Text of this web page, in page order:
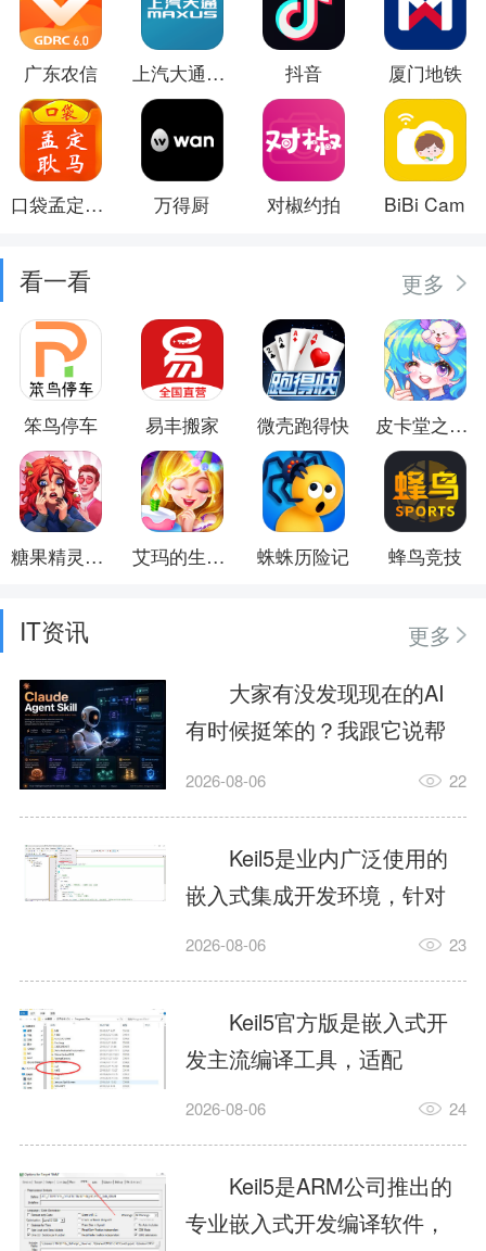
广东农信 上汽大通MAXUS 抖音 厦门地铁
口袋孟定耿马 万得厨 对椒约拍 BiBi Cam
看一看 更多
笨鸟停车 易丰搬家 微壳跑得快 皮卡堂之梦想起源
糖果精灵传奇 艾玛的生日派对 蛛蛛历险记 蜂鸟竞技
IT资讯
更多
大家有没发现现在的AI
有时候挺笨的？我跟它说帮
我订个明天早上的闹钟，它
这样？因为AI，就是个只会
耍嘴皮子的书呆子。它脑子
里有海量知识，但没有真正
激发出来实力。而
AgentSkill，就是给AI大脑装
上的一双机械手，它真的能
解决很多问题。1什么是
AgentSkillSkill指...
2026-08-06 22
Keil5是业内广泛使用的
嵌入式集成开发环境，针对
ARM、51内核单片机提供编
力，代码编译稳定，调试工
具成熟，大量开源项目基于
该平台开发。新项目需要单
独下载对应芯片支持包，新
手配置难度较高，正版商业
授权费用不菲，未授权版本
存在程序容量限制，适合硬
2026-08-06 23
Keil5官方版是嵌入式开
发主流编译工具，适配
STM32、51单片机等多款芯
在线调试、代码仿真，兼容
众多厂商芯片安装包。软件
需要手动添加器件库，初次
2026-08-06 24
Keil5是ARM公司推出的
专业嵌入式开发编译软件，